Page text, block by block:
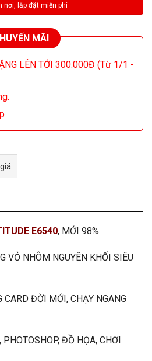
MÃI
LÊN TỚI 300.000Đ (Từ 1/1 -
E6540, MỚI 98%
VỎ NHÔM NGUYÊN KHỐI SIÊU
ĐỜI MỚI, CHẠY NGANG
ĐỒ HỌA, CHƠI